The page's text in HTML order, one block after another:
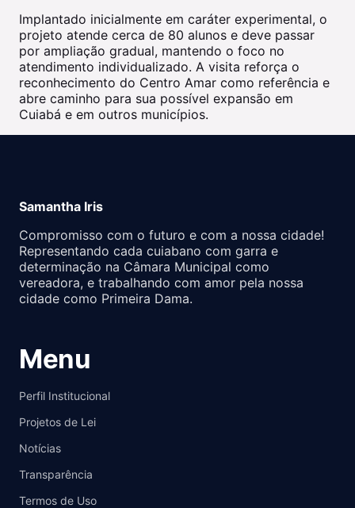
Implantado inicialmente em caráter experimental, o
projeto atende cerca de 80 alunos e deve passar
por ampliação gradual, mantendo o foco no
atendimento individualizado. A visita reforça o
reconhecimento do Centro Amar como referência e
abre caminho para sua possível expansão em
Cuiabá e em outros municípios.
Samantha Iris
Compromisso com o futuro e com a nossa cidade!
Representando cada cuiabano com garra e
determinação na Câmara Municipal como
vereadora, e trabalhando com amor pela nossa
cidade como Primeira Dama.
Menu
Perfil Institucional
Projetos de Lei
Notícias
Transparência
Termos de Uso